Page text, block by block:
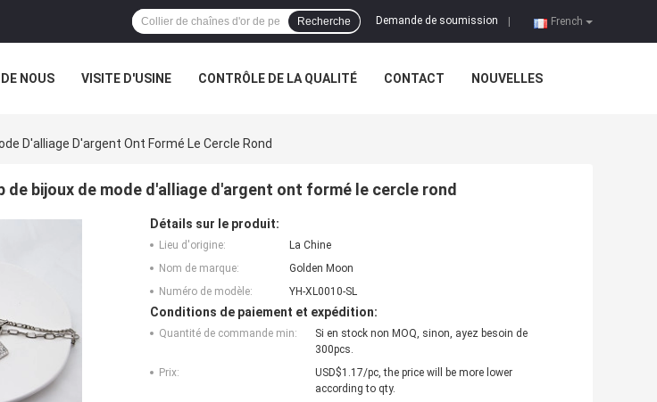
French
Demande de soumission
Recherche
NOUS VISITE D'USINE CONTRÔLE DE LA QUALITÉ CONTACT NOUVELLES
D'alliage D'argent Ont Formé Le Cercle Rond
de bijoux de mode d'alliage d'argent ont formé le cercle rond
Détails sur le produit:
Lieu d'origine:
La Chine
Nom de marque:
Golden Moon
Numéro de modèle:
YH-XL0010-SL
Conditions de paiement et expédition:
Quantité de commande min:
Si en stock non MOQ, sinon, ayez besoin de
300pcs.
Prix:
USD$1.17/pc, the price will be more lower
according to qty.